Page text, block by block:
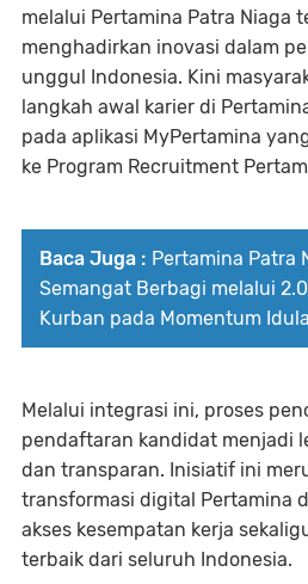
melalui Pertamina Patra Niaga
menghadirkan inovasi dalam
unggul Indonesia. Kini
langkah awal karier di
pada aplikasi MyPertamina
ke Program Recruitment
Baca Juga : Pertamina Patra
Semangat Berbagi melalui
Kurban pada Momentum
Melalui integrasi ini, proses
pendaftaran kandidat menjadi
dan transparan. Inisiatif ini
transformasi digital Pertamina
akses kesempatan kerja
terbaik dari seluruh Indonesia.